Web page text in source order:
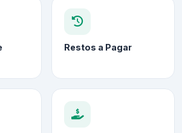
Restos a Pagar